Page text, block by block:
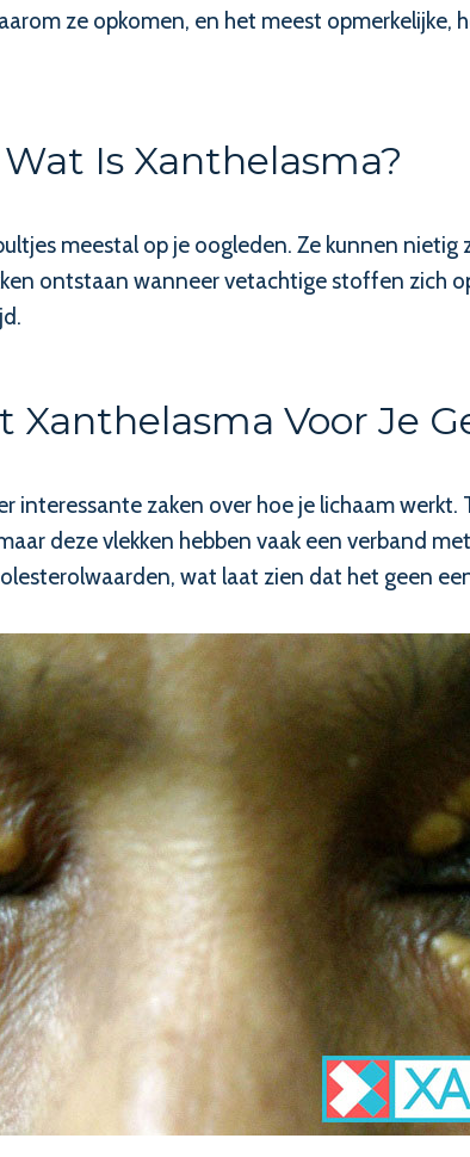
ze opkomen, en het meest opmerkelijke,
Wat Is Xanthelasma?
meestal op je oogleden. Ze kunnen
ontstaan wanneer vetachtige stoffen zich
Voor Je
interessante zaken over hoe je lichaam
deze vlekken hebben vaak een verband
wat laat zien dat het geen